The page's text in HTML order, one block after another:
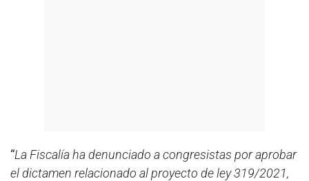
“La Fiscalía ha denunciado a congresistas por aprobar
el dictamen relacionado al proyecto de ley 319/2021,